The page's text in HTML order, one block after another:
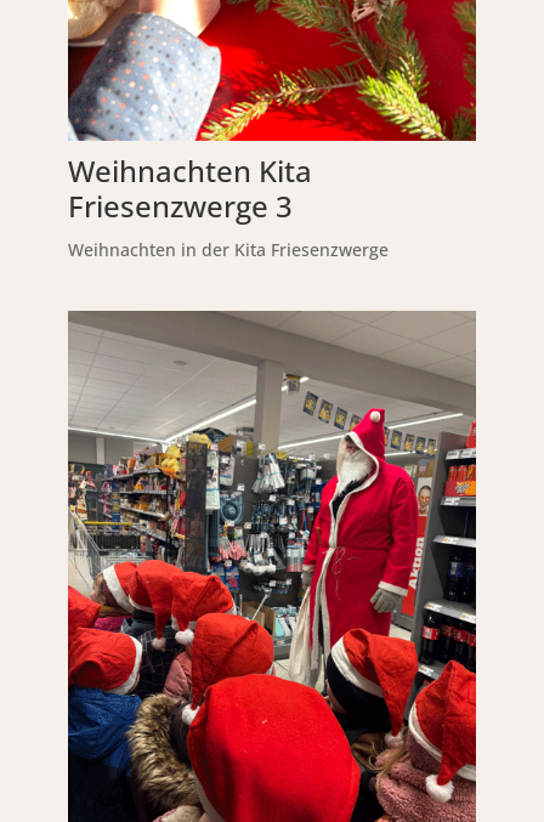
Weihnachten Kita
Friesenzwerge 3
Weihnachten in der Kita Friesenzwerge